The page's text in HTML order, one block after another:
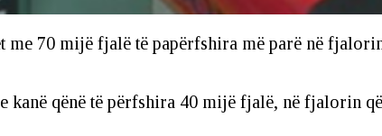
me 70 mijë fjalë të papërfshira më parë në
kanë qënë të përfshira 40 mijë fjalë, në fjalorin